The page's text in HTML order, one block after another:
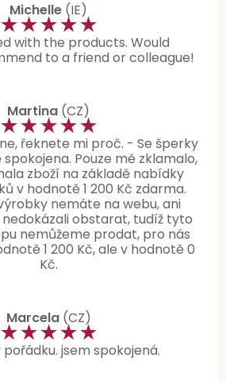
Michelle (IE)
★★★★★
with the products. Would
to a friend or colleague!
Martina (CZ)
★★★★★
řeknete mi proč. - Se šperky
Pouze mě zklamalo,
zboží na základě nabídky
v hodnotě 1 200 Kč zdarma.
nemáte na webu, ani
obstarat, tudíž tyto
nemůžeme prodat, pro nás
1 200 Kč, ale v hodnotě 0
Kč.
Marcela(CZ)
★★★★★
jsem spokojená.